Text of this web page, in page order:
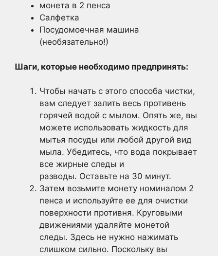
монета в 2 пенса
Салфетка
Посудомоечная машина
(необязательно!)
Шаги, которые необходимо предпринять:
Чтобы начать с этого способа чистки,
вам следует залить весь противень
горячей водой с мылом. Опять же, вы
можете использовать жидкость для
мытья посуды или любой другой вид
мыла. Убедитесь, что вода покрывает
все жирные следы и
разводы. Оставьте на 30 минут.
Затем возьмите монету номиналом 2
пенса и используйте ее для очистки
поверхности противня. Круговыми
движениями удаляйте монетой
следы. Здесь не нужно нажимать
слишком сильно. Поскольку вы